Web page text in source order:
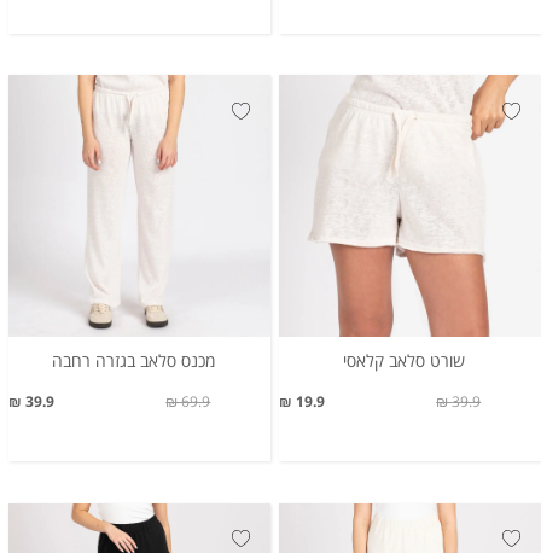
שורט סלאב קלאסי
19.9 ₪ 39.9 ₪
מכנס סלאב בגזרה רחבה
39.9 ₪ 69.9 ₪